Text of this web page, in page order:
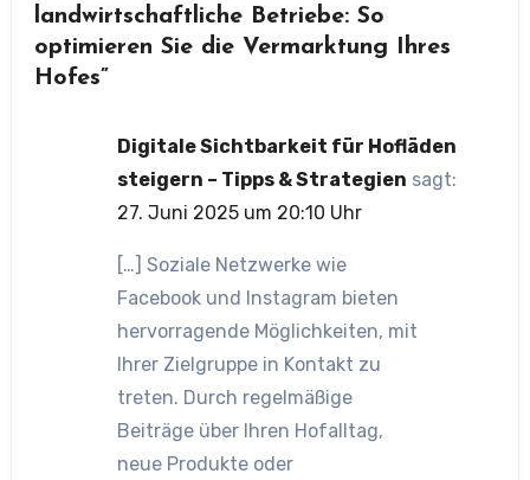
landwirtschaftliche Betriebe: So
optimieren Sie die Vermarktung Ihres
Hofes”
Digitale Sichtbarkeit für Hofläden
steigern – Tipps & Strategien sagt:
27. Juni 2025 um 20:10 Uhr
[…] Soziale Netzwerke wie
Facebook und Instagram bieten
hervorragende Möglichkeiten, mit
Ihrer Zielgruppe in Kontakt zu
treten. Durch regelmäßige
Beiträge über Ihren Hofalltag,
neue Produkte oder